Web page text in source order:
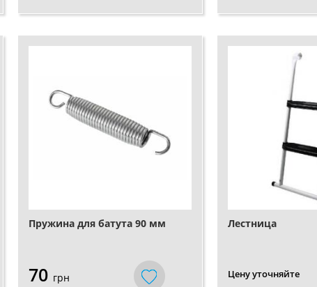
Пружина для батута 90 мм
70 грн
Лестница
Цену уточняйте